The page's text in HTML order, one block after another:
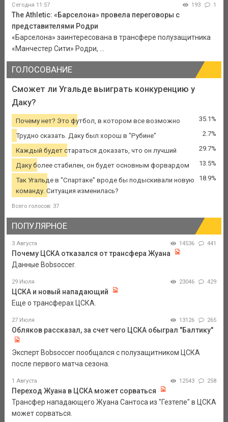
Сегодня 11:57 193 1
The Athletic: «Барселона» провела переговоры с
представителями Родри
«Барселона» заинтересована в трансфере полузащитника
«Манчестер Сити» Родри, ...
ГОЛОСОВАНИЕ
Сможет ли Угальде выиграть конкуренцию у
Даку?
Почему нет? Это футбол, в котором все возможно 35.1%
Трудно сказать. Даку был хорош в "Рубине" 2.7%
Каждый будет стараться доказать, что он лучший 29.7%
Даку более стабилен, он будет основным форвардом 13.5%
Так Угальде в "Спартаке" вроде бы подыскивали новую
команду. Ситуация изменилась?
18.9%
Всего голосов: 37
ПОПУЛЯРНОЕ
3 Августа 14536 441
Почему ЦСКА отказался от трансфера Жуана
Данные Bobsoccer.
29 Июля 23046 429
ЦСКА и новый нападающий
Еще о трансферах ЦСКА.
27 Июля 13126 265
Обляков рассказал, за счет чего ЦСКА обыграл "Балтику"
Эксперт Bobsoccer пообщался с полузащитником ЦСКА
после первого матча сезона.
1 Августа 12543 258
Переход Жуана в ЦСКА может сорваться
Трансфер нападающего Жуана Сантоса из "Гезтепе" в ЦСКА
может сорваться.